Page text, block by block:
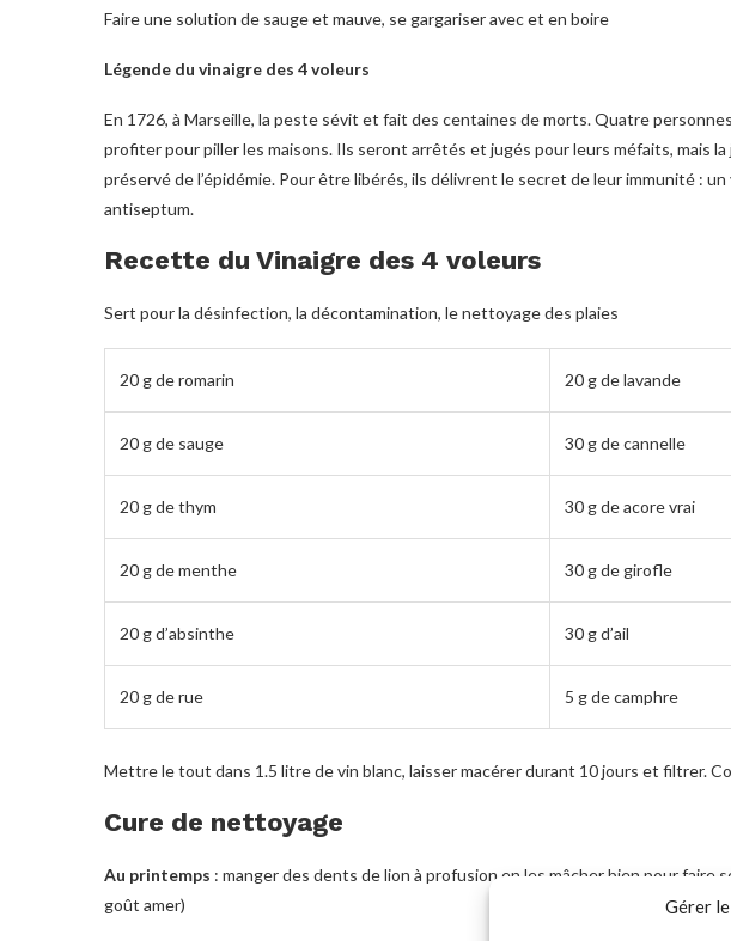
Gérer
Faire une solution de sauge et mauve, se gargariser avec et en boire
Légende du vinaigre des 4 voleurs
En 1726, à Marseille, la peste sévit et fait des centaines de morts. Quatre
profiter pour piller les maisons. Ils seront arrêtés et jugés pour leurs méfaits, mais la
préservé de l’épidémie. Pour être libérés, ils délivrent le secret de leur immunité : un
antiseptum.
Recette du Vinaigre des 4 voleurs
Sert pour la désinfection, la décontamination, le nettoyage des plaies
20 g de romarin 20 g de lavande
20 g de sauge 30 g de cannelle
20 g de thym 30 g de acore vrai
20 g de menthe 30 g de girofle
20 g d’absinthe 30 g d’ail
20 g de rue 5 g de camphre
Mettre le tout dans 1.5 litre de vin blanc, laisser macérer durant 10 jours et filtrer.
Cure de nettoyage
Au printemps : manger des dents de lion à profusion en les mâcher bien pour faire
goût amer)